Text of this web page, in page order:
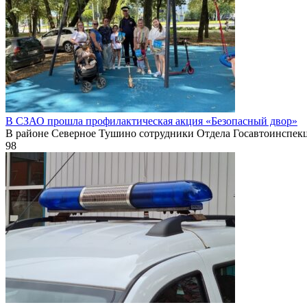
В СЗАО прошла профилактическая акция «Безопасный двор»
В районе Северное Тушино сотрудники Отдела
98